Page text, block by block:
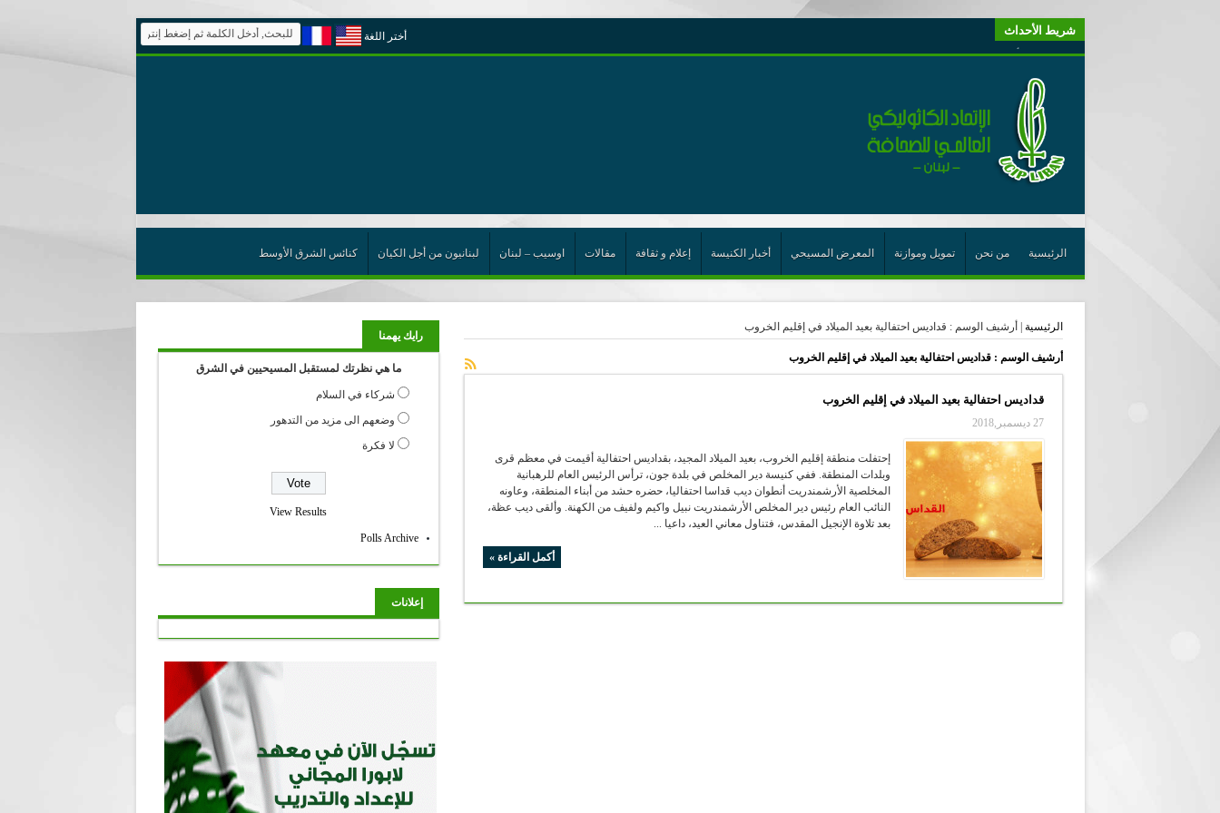
شريط الأحداث
“لبنانيون من أجل الكيان” (اتحاد اورا) : طرح رئيس الجمهورية حول اللامركزية الموسعة شرط واجب للخروج من حالة الجمود
يتبع في معنى الأعجوبة
ترشيح أسعد جوان لجائزة نوبل يعزّز تثبيت
احتفالات عيد القديس شربل تتواصل في بقاعكفرا…
رئيسة أوسيب لبنان تلتقي غبطة البطريرك وتطلع على نشاطات الإتحاد
من يختصر الله يجعل الدين خطرًا
لقاء إعلامي لمكتب راعوية الشبيبة- بكركي
الجامعة الأنطونية تخرج طلاب دفعة 2026 وتدعوهم لأن يكونوا بذور نجاح في كل العالم
أختر اللغة
الرئيسية من نحن تمويل وموازنة المعرض المسيحي أخبار الكنيسة إعلام و ثقافة مقالات اوسيب – لبنان لبنانيون من أجل الكيان كنائس الشرق الأوسط
الرئيسية أرشيف الوسم : قداديس احتفالية بعيد الميلاد في إقليم الخروب
أرشيف الوسم :قداديس احتفالية بعيد الميلاد في إقليم الخروب
قداديس احتفالية بعيد الميلاد في إقليم الخروب
27 ديسمبر,2018
إحتفلت منطقة إقليم الخروب، بعيد الميلاد المجيد، بقداديس احتفالية أقيمت في معظم قرى
وبلدات المنطقة. ففي كنيسة دير المخلص في بلدة جون، ترأس الرئيس العام للرهبانية
المخلصية الأرشمندريت أنطوان ديب قداسا احتفاليا، حضره حشد من أبناء المنطقة، وعاونه
النائب العام رئيس دير المخلص الأرشمندريت نبيل واكيم ولفيف من الكهنة. وألقى ديب عظة،
بعد تلاوة الإنجيل المقدس، فتناول معاني العيد، داعيا ...
أكمل القراءة »
رايك يهمنا
ما هي نظرتك لمستقبل المسيحيين في الشرق
شركاء في السلام
وضعهم الى مزيد من التدهور
لا فكرة
View Results
Polls Archive
إعلانات